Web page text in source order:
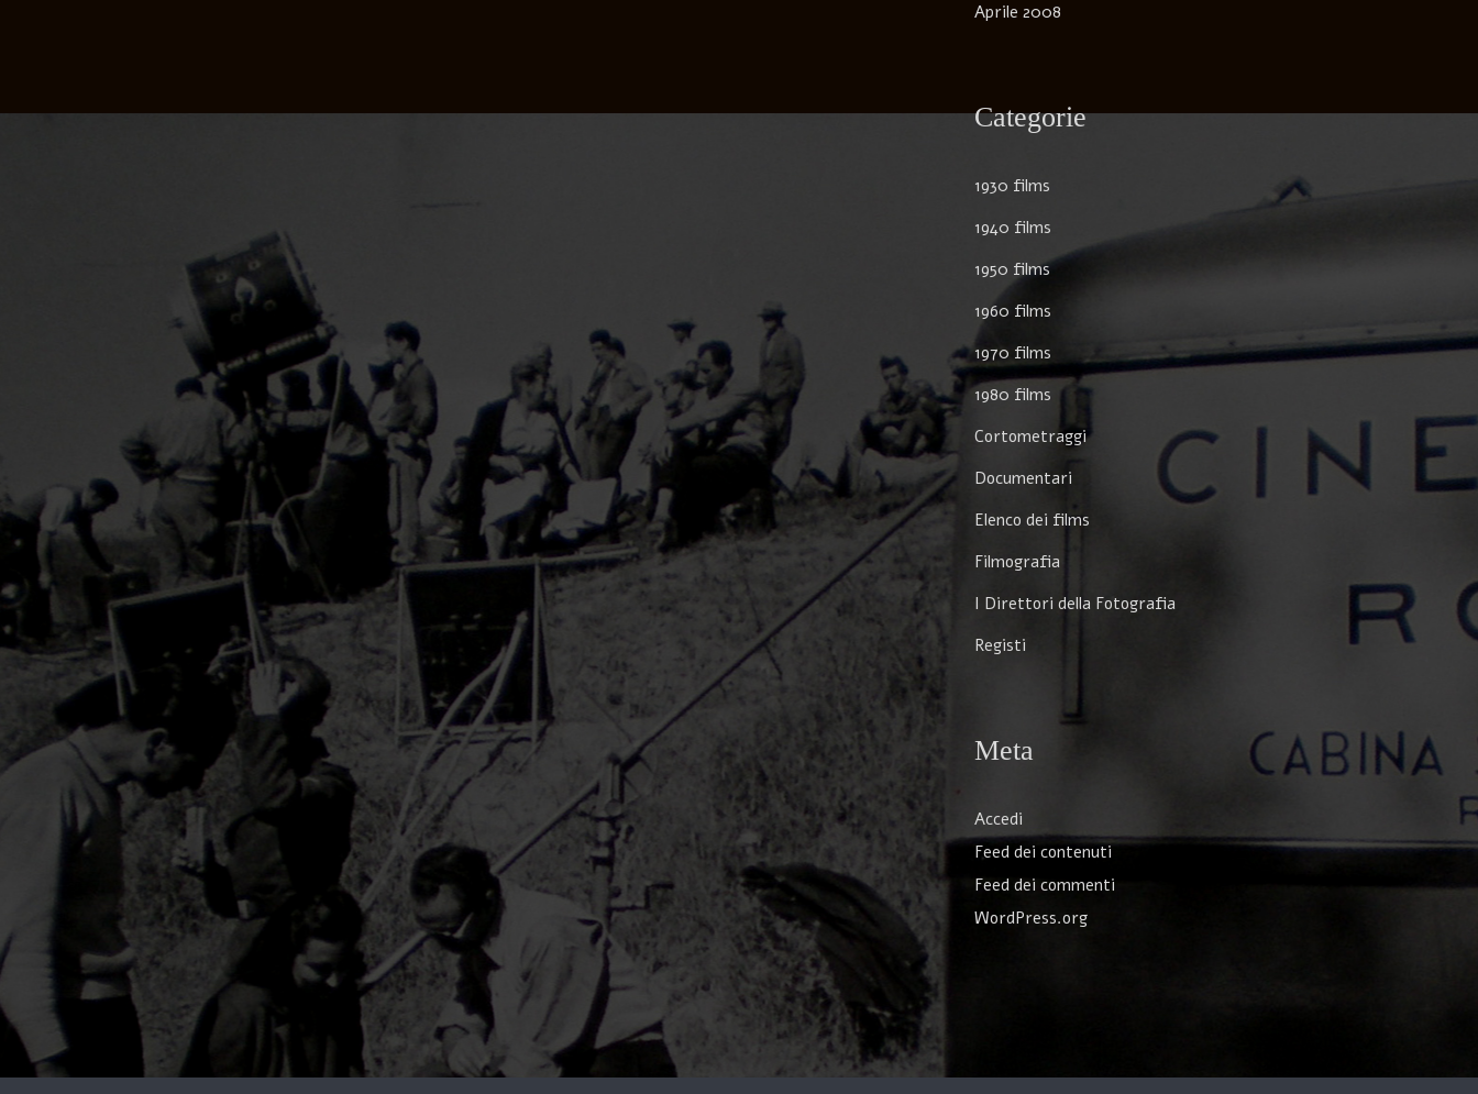
Aprile 2008
Categorie
1930 films
1940 films
1950 films
1960 films
1970 films
1980 films
Cortometraggi
Documentari
Elenco dei films
Filmografia
I Direttori della Fotografia
Registi
Meta
Accedi
Feed dei contenuti
Feed dei commenti
WordPress.org